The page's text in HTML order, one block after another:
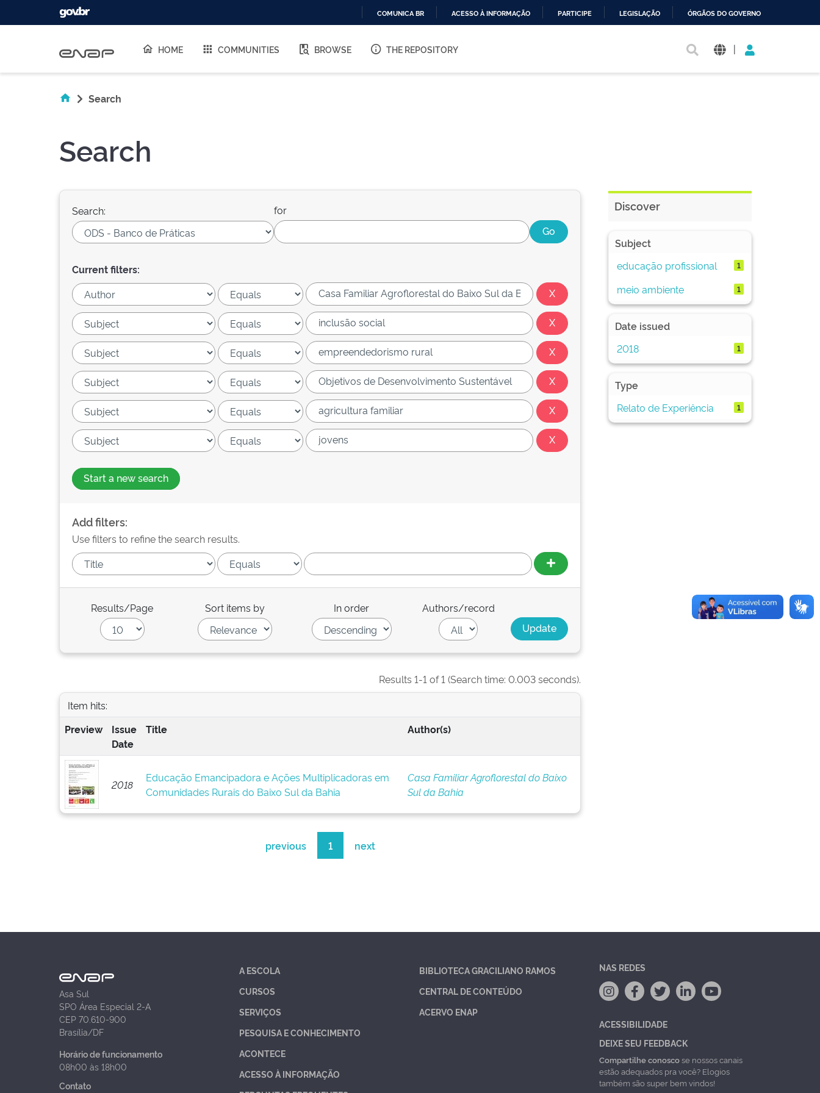
O
COMUNICA BR ACESSO À INFORMAÇÃO PARTICIPE LEGISLAÇÃO ÓRGÃOS DO GOVERNO
HOME COMMUNITIES BROWSE THE REPOSITORY |
Search
Search
Search: for
Current filters:
Start a new search
Add filters:
Use filters to refine the search results.
Results/Page Sort items by In order Authors/record
Results 1-1 of 1 (Search time: 0.003 seconds).
Item hits:
Preview
Issue
Date
Title Author(s)
2018
Educação Emancipadora e Ações Multiplicadoras em
Comunidades Rurais do Baixo Sul da Bahia
Casa Familiar Agroflorestal do Baixo
Sul da Bahia
previous 1 next
Discover
Subject
educação profissional
1
meio ambiente 1
Date issued
2018
1
Type
Relato de Experiência
1
Asa Sul
SPO Área Especial 2-A
CEP 70.610-900
Brasília/DF
Horário de funcionamento
08h00 às 18h00
Contato
A ESCOLA
CURSOS
SERVIÇOS
PESQUISA E CONHECIMENTO
ACONTECE
ACESSO À INFORMAÇÃO
BIBLIOTECA GRACILIANO RAMOS
CENTRAL DE CONTEÚDO
ACERVO ENAP
NAS REDES
ACESSIBILIDADE
DEIXE SEU FEEDBACK
Compartilhe conoscose nossos canais
estão adequados pra você? Elogios
também são super bem vindos!